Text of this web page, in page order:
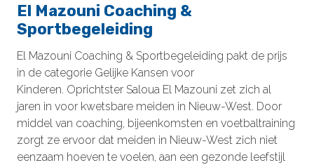
El Mazouni Coaching &
Sportbegeleiding
El Mazouni Coaching & Sportbegeleiding pakt de prijs
in de categorie Gelijke Kansen voor
Kinderen. Oprichtster Saloua El Mazouni zet zich al
jaren in voor kwetsbare meiden in Nieuw-West. Door
middel van coaching, bijeenkomsten en voetbaltraining
zorgt ze ervoor dat meiden in Nieuw-West zich niet
eenzaam hoeven te voelen, aan een gezonde leefstijl